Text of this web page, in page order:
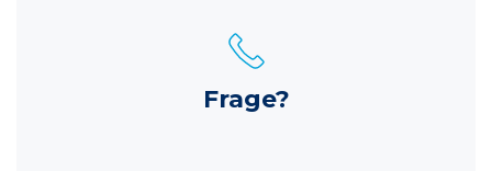
Frage?